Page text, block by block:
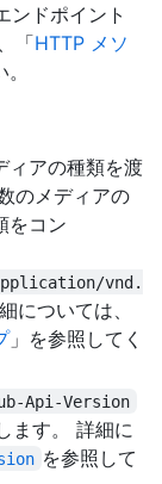
ンドポイント
「HTTP メソ
ィアの種類を渡
のメディアの
をコン
vnd.
については、
」を参照してく
Api-Version
ます。 詳細に
を参照して